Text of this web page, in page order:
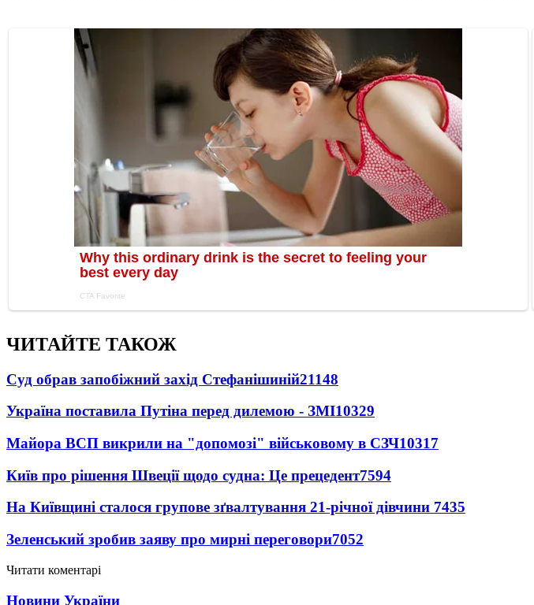
ЧИТАЙТЕ ТАКОЖ
Суд обрав запобіжний захід Стефанішиній21148
Україна поставила Путіна перед дилемою - ЗМІ10329
Майора ВСП викрили на "допомозі" військовому в СЗЧ10317
Київ про рішення Швеції щодо судна: Це прецедент7594
На Київщині сталося групове зґвалтування 21-річної дівчини 7435
Зеленський зробив заяву про мирні переговори7052
Читати коментарі
Новини України